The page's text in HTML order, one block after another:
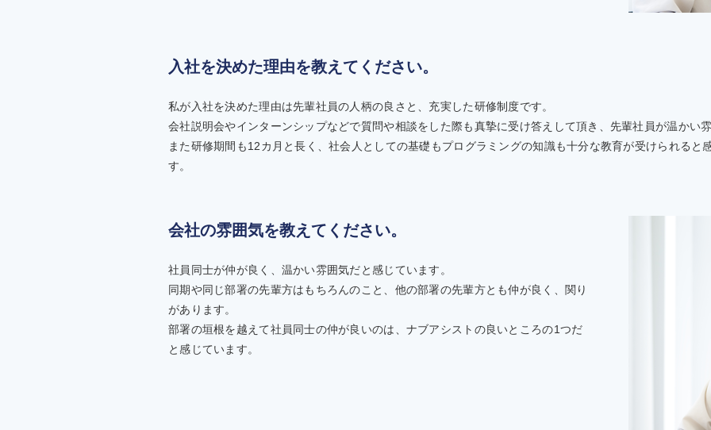
入社を決めた理由を教えてください。
私が入社を決めた理由は先輩社員の人柄の良さと、充実した研修制度です。
会社説明会やインターンシップなどで質問や相談をした際も真摯に受け答えして頂き、先輩社員が温かい
また研修期間も12カ月と長く、社会人としての基礎もプログラミングの知識も十分な教育が受けられると
す。
会社の雰囲気を教えてください。
社員同士が仲が良く、温かい雰囲気だと感じています。
同期や同じ部署の先輩方はもちろんのこと、他の部署の先輩方とも仲が良く、関り
があります。
部署の垣根を越えて社員同士の仲が良いのは、ナブアシストの良いところの1つだ
と感じています。